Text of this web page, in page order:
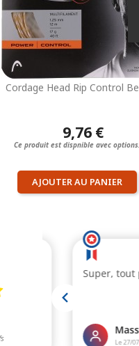
Cordage Head Rip Control
9,76 €
Ce produit est dispnible avec options.
AJOUTER AU PANIER